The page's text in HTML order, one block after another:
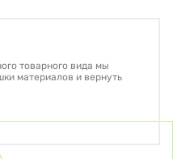
товарного вида мы
материалов и вернуть